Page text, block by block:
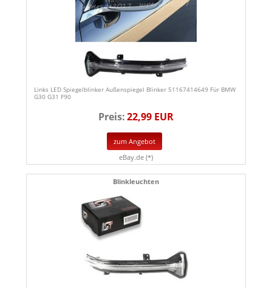
Links LED Spiegelblinker Außenspiegel Blinker 51167414649 Für BMW
G30 G31 F90
Preis:22,99 EUR
zum Angebot
eBay.de (*)
Blinkleuchten